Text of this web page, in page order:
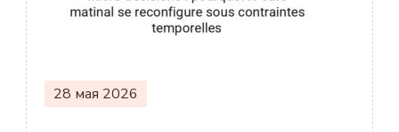
28 мая 2026